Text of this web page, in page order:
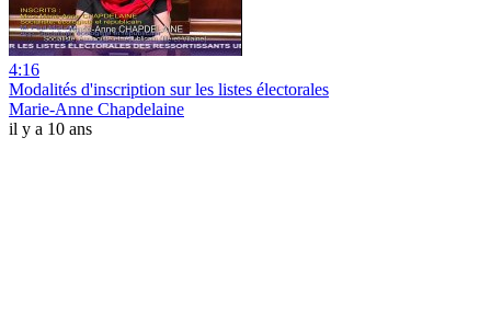
4:16
Modalités d'inscription sur les listes électorales
Marie-Anne Chapdelaine
il y a 10 ans